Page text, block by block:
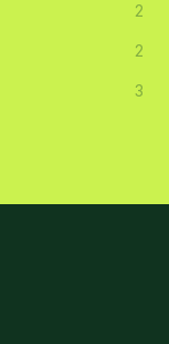
2
2
3